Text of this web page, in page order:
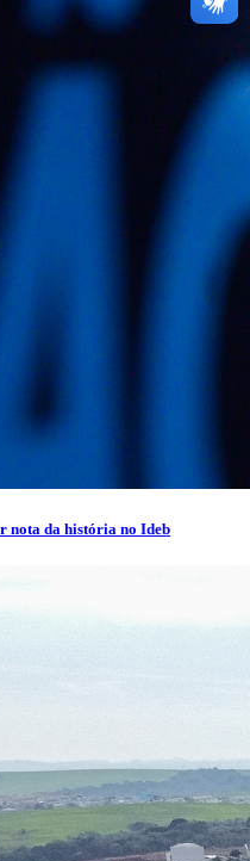
nota da história no Ideb